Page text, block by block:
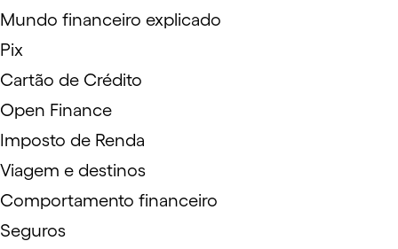
Mundo financeiro explicado
Pix
Cartão de Crédito
Open Finance
Imposto de Renda
Viagem e destinos
Comportamento financeiro
Seguros